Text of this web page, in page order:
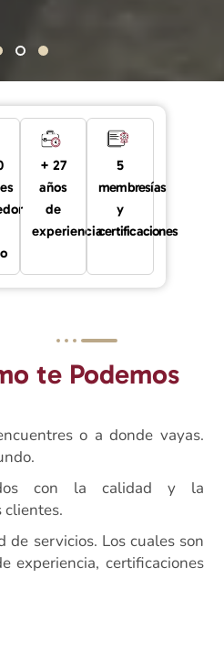
+ 27
años
de
experiencia
5
membresías
y
certificaciones
te Podemos
o a donde vayas.
con la calidad y la
clientes.
de servicios. Los cuales son
experiencia, certificaciones